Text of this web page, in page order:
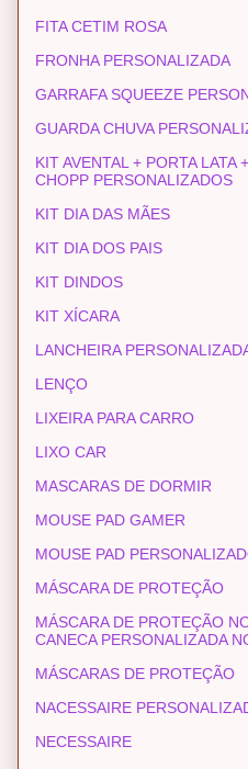
FITA CETIM ROSA
FRONHA PERSONALIZADA
GARRAFA SQUEEZE
GUARDA CHUVA
KIT AVENTAL + PORTA LATA
CHOPP PERSONALIZADOS
KIT DIA DAS MÃES
KIT DIA DOS PAIS
KIT DINDOS
KIT XÍCARA
LANCHEIRA
LENÇO
LIXEIRA PARA CARRO
LIXO CAR
MASCARAS DE DORMIR
MOUSE PAD GAMER
MOUSE PAD
MÁSCARA DE PROTEÇÃO
MÁSCARA DE PROTEÇÃO
CANECA PERSONALIZADA
MÁSCARAS DE PROTEÇÃO
NACESSAIRE
NECESSAIRE